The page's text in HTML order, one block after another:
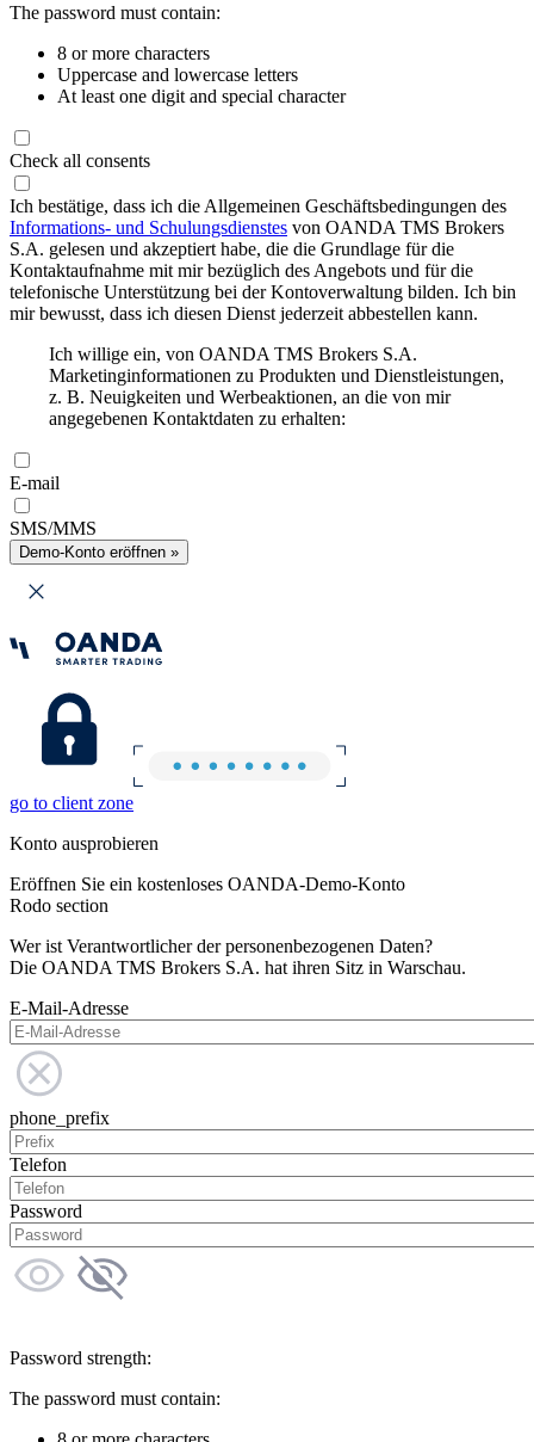
The password must contain:
8 or more characters
Uppercase and lowercase letters
At least one digit and special character
Check all consents
Ich bestätige, dass ich die Allgemeinen Geschäftsbedingungen des
Informations- und Schulungsdienstes von OANDA TMS Brokers
S.A. gelesen und akzeptiert habe, die die Grundlage für die
Kontaktaufnahme mit mir bezüglich des Angebots und für die
telefonische Unterstützung bei der Kontoverwaltung bilden. Ich bin
mir bewusst, dass ich diesen Dienst jederzeit abbestellen kann.
Ich willige ein, von OANDA TMS Brokers S.A.
Marketinginformationen zu Produkten und Dienstleistungen,
z. B. Neuigkeiten und Werbeaktionen, an die von mir
angegebenen Kontaktdaten zu erhalten:
E-mail
SMS/MMS
Demo-Konto eröffnen »
go to client zone
Konto ausprobieren
Eröffnen Sie ein kostenloses OANDA-Demo-Konto
Rodo section
Wer ist Verantwortlicher der personenbezogenen Daten?
Die OANDA TMS Brokers S.A. hat ihren Sitz in Warschau.
E-Mail-Adresse
phone_prefix
Telefon
Password
Password strength:
The password must contain: